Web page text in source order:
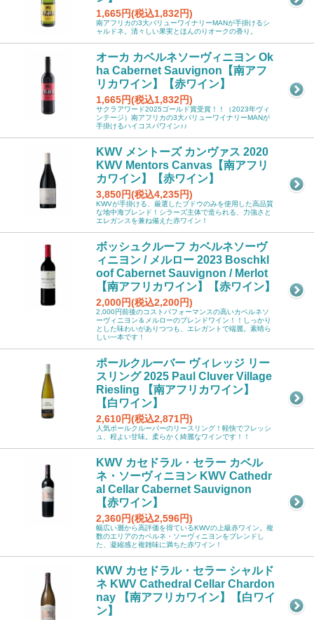
1,665円(税込1,832円)
南アフリカの3大バリューワイナリーMANが手掛けるシ
ャルドネ。清々しい果実とほんのりオークの香り。
オーカ カベルネソーヴィニヨン Ok
ha Cabernet Sauvignon【南アフ
リカワイン】【赤ワイン】
1,665円(税込1,832円)
サクラアワード2025ゴールド賞受賞！！（2023年ヴィ
ンテージ）南アフリカの3大バリューワイナリーMANが
手掛けるハイコスパワイン♪♪
KWV メントーズ カンヴァス 2020
KWV Mentors Canvas【南アフリ
カワイン】【赤ワイン】
3,850円(税込4,235円)
KWVが手掛ける、厳選したブドウのみを使用した高品質
な地中海ブレンド！シラーズ主体で造られる、力強さと
エレガンスを兼ね備えた赤ワイン！
ボッシュクルーフ カベルネソーヴ
ィニヨン / メルロー 2023 Boschkl
oof Cabernet Sauvignon / Merlot
【南アフリカワイン】【赤ワイン】
2,000円(税込2,200円)
2,000円前後のコストパフォーマンスの高いカベルネソ
ーヴィニヨン＆メルローのブレンドワイン！！しっかり
とした味わいがありつつも、エレガントで端麗。素晴ら
しい一本です！
ポールクルーバー ヴィレッジ リー
スリング 2025 Paul Cluver Village
Riesling 【南アフリカワイン】
【白ワイン】
2,610円(税込2,871円)
人気ポールクルーバーのリースリング！軽快でフレッシ
ュ、程よい甘味。柔らかく綺麗なワインです！！
KWV カセドラル・セラー カベル
ネ・ソーヴィニヨン KWV Cathedr
al Cellar Cabernet Sauvignon
【赤ワイン】
2,360円(税込2,596円)
幅広い層から高評価を得ているKWVの上級赤ワイン。複
数のエリアのカベルネ・ソーヴィニヨンをブレンドし
た、凝縮感と複雑味に満ちた赤ワイン！
KWV カセドラル・セラー シャルド
ネ KWV Cathedral Cellar Chardon
nay 【南アフリカワイン】【白ワイ
ン】